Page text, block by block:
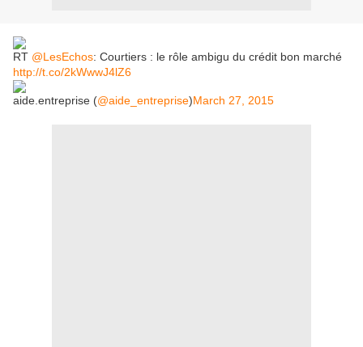
RT @LesEchos: Courtiers : le rôle ambigu du crédit bon marché
http://t.co/2kWwwJ4lZ6
aide.entreprise (@aide_entreprise)March 27, 2015